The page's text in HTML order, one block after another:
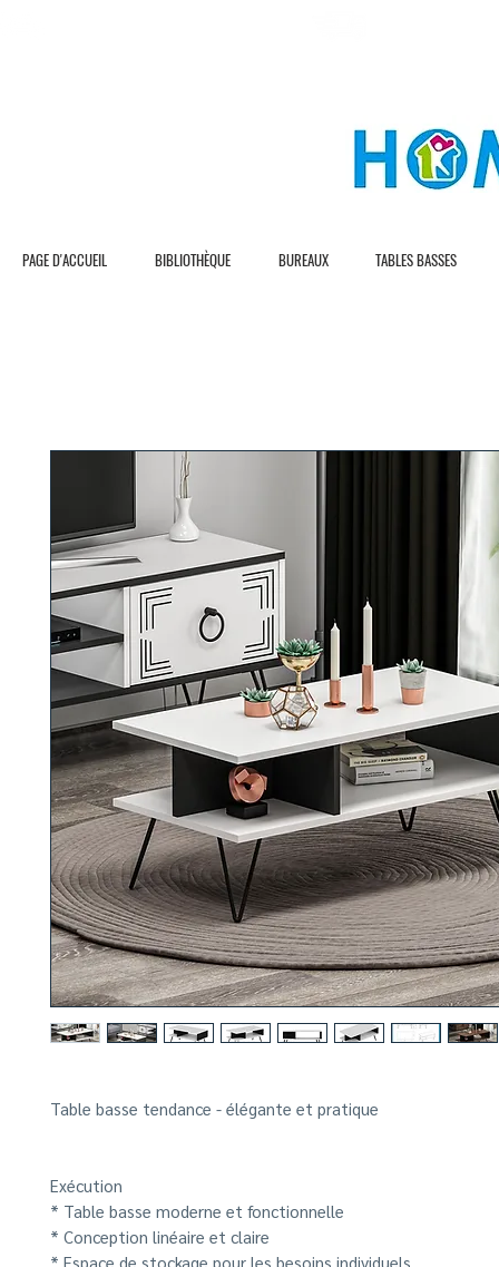
PAGE D'ACCUEIL BIBLIOTHÈQUE BUREAUX TABLES BASSES
Table basse tendance - élégante et pratique
Exécution
* Table basse moderne et fonctionnelle
* Conception linéaire et claire
* Espace de stockage pour les besoins individuels